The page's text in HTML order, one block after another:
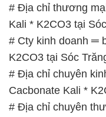
# Địa chỉ thương
Kali * K2CO3 tại
# Cty kinh doanh ═
K2CO3 tại Sóc
# Địa chỉ chuyên
Cacbonate Kali *
# Địa chỉ chuyên